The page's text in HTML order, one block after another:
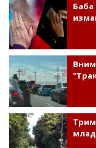
Баба